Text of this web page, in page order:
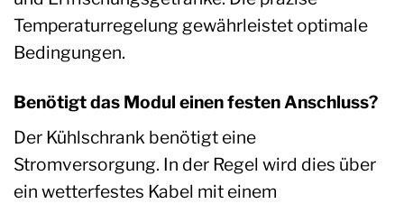
Temperaturregelung gewährleistet optimale
Bedingungen.
Benötigt das Modul einen festen Anschluss?
Der Kühlschrank benötigt eine
Stromversorgung. In der Regel wird dies über
ein wetterfestes Kabel mit einem